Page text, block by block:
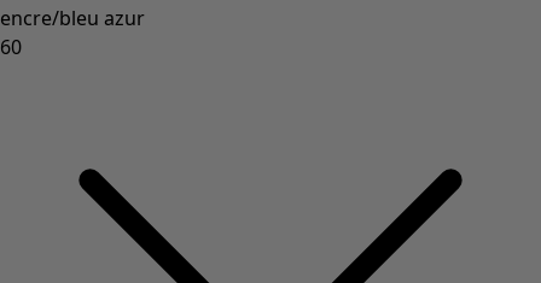
encre/bleu azur
60